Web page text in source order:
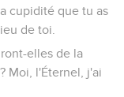
cupidité que tu as
de toi.
elles de la
Moi, l'Éternel, j'ai